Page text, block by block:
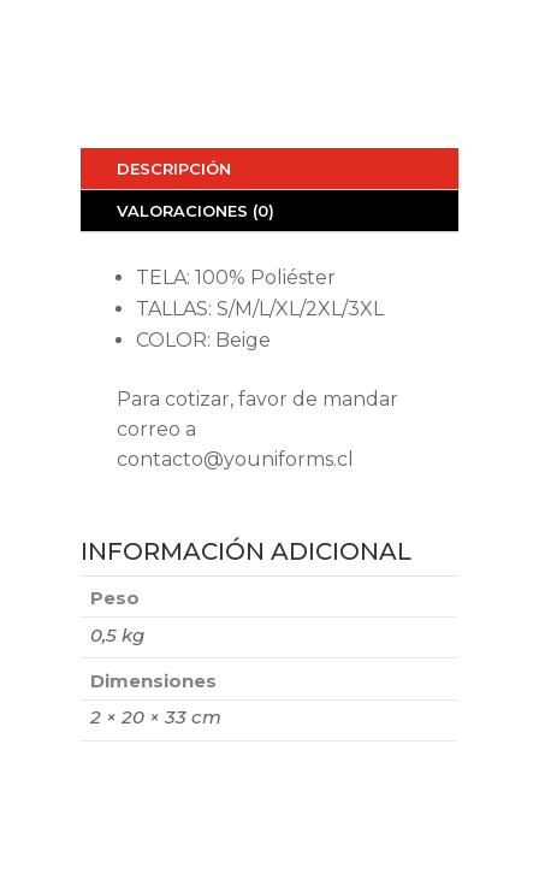
DESCRIPCIÓN
VALORACIONES (0)
TELA: 100% Poliéster
TALLAS: S/M/L/XL/2XL/3XL
COLOR: Beige
Para cotizar, favor de mandar
correo a
contacto@youniforms.cl
INFORMACIÓN ADICIONAL
Peso
0,5 kg
Dimensiones
2 × 20 × 33 cm